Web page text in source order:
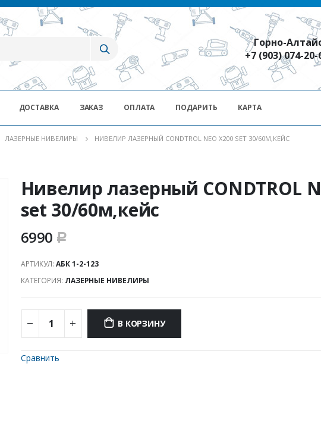
Горно-
+7 (903) 074-20-
ДОСТАВКА ЗАКАЗ ОПЛАТА ПОДАРИТЬ КАРТА
ЛАЗЕРНЫЕ НИВЕЛИРЫ НИВЕЛИР ЛАЗЕРНЫЙ CONDTROL NEO Х200 SET 30/60М,КЕЙС
Нивелир лазерный CONDTROL
set 30/60м,кейс
6990 Р
АРТИКУЛ: АБК 1-2-123
КАТЕГОРИЯ: ЛАЗЕРНЫЕ НИВЕЛИРЫ
В КОРЗИНУ
Сравнить